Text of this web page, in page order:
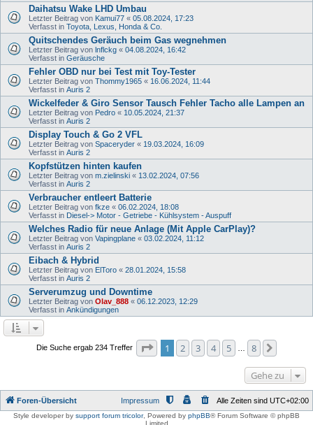
Daihatsu Wake LHD Umbau
Letzter Beitrag von Kamui77 « 05.08.2024, 17:23
Verfasst in Toyota, Lexus, Honda & Co.
Quitschendes Geräuch beim Gas wegnehmen
Letzter Beitrag von lnflckg « 04.08.2024, 16:42
Verfasst in Geräusche
Fehler OBD nur bei Test mit Toy-Tester
Letzter Beitrag von Thommy1965 « 16.06.2024, 11:44
Verfasst in Auris 2
Wickelfeder & Giro Sensor Tausch Fehler Tacho alle Lampen an
Letzter Beitrag von Pedro « 10.05.2024, 21:37
Verfasst in Auris 2
Display Touch & Go 2 VFL
Letzter Beitrag von Spaceryder « 19.03.2024, 16:09
Verfasst in Auris 2
Kopfstützen hinten kaufen
Letzter Beitrag von m.zielinski « 13.02.2024, 07:56
Verfasst in Auris 2
Verbraucher entleert Batterie
Letzter Beitrag von fkze « 06.02.2024, 18:08
Verfasst in Diesel-> Motor - Getriebe - Kühlsystem - Auspuff
Welches Radio für neue Anlage (Mit Apple CarPlay)?
Letzter Beitrag von Vapingplane « 03.02.2024, 11:12
Verfasst in Auris 2
Eibach & Hybrid
Letzter Beitrag von ElToro « 28.01.2024, 15:58
Verfasst in Auris 2
Serverumzug und Downtime
Letzter Beitrag von Olav_888 « 06.12.2023, 12:29
Verfasst in Ankündigungen
Die Suche ergab 234 Treffer Seite von
1 2 3 4 5 8
Gehe zu
Foren-Übersicht Alle Zeiten sind UTC+02:00
Impressum
Style developer by support forum tricolor, Powered by phpBB® Forum Software © phpBB
Limited